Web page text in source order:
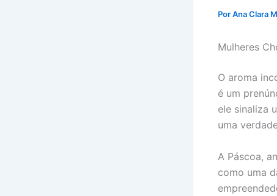
PorAna Clara
Mulheres
O aroma
é um
ele sinaliza
uma
A Páscoa,
como uma